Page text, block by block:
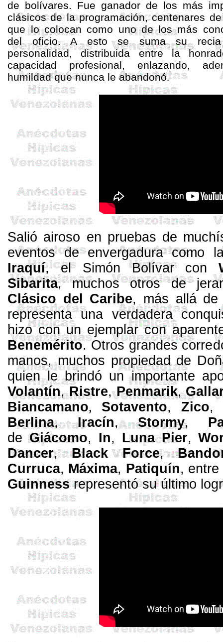
de bolívares. Fue ganador de los más
clásicos de la programación, centenares
que lo colocan como uno de los más
del oficio. A esto se suma su
personalidad, distribuida entre la
capacidad profesional, enlazando,
humildad que nunca le abandonó.
Salió airoso en pruebas de
eventos de envergadura como
Iraquí, el Simón Bolívar con
Sibarita, muchos otros de
Clásico del Caribe, más allá
representa una verdadera
hizo con un ejemplar con
Benemérito. Otros grandes
manos, muchos propiedad de
quien le brindó un importante
Volantín,Ristre,Penmarik,
Biancamano, Sotavento, Zico,
Berlina,Iracín, Stormy,
de Giácomo, In, LunaPier,
Dancer,Black Force,
Curruca, Máxima, Patiquín,
Guinnessrepresentó su último